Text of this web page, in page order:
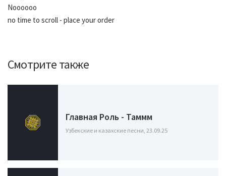
Noooooo
no time to scroll - place your order
Смотрите также
Главная Роль - Таммм
Узбекские и казахские песни, 23.09.25